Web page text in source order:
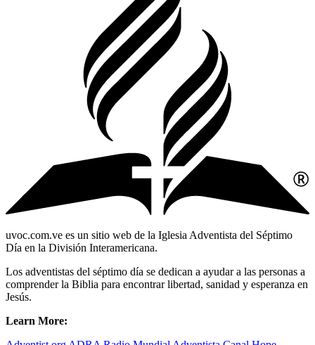
uvoc.com.ve es un sitio web de la Iglesia Adventista del Séptimo
Día en la División Interamericana.
Los adventistas del séptimo día se dedican a ayudar a las personas a
comprender la Biblia para encontrar libertad, sanidad y esperanza en
Jesús.
Learn More: